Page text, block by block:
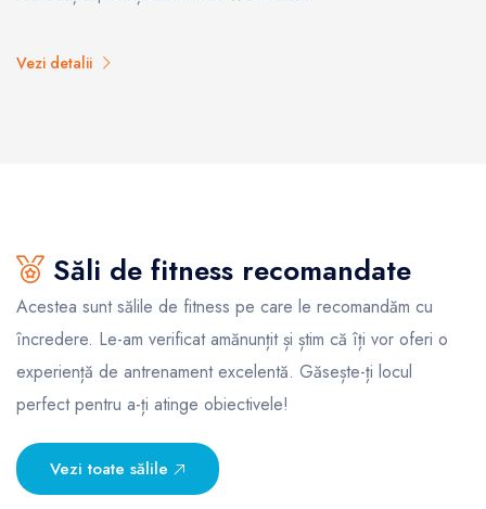
Vezi detalii
Săli de fitness recomandate
Acestea sunt sălile de fitness pe care le recomandăm cu
încredere. Le-am verificat amănunțit și știm că îți vor oferi o
experiență de antrenament excelentă. Găsește-ți locul
perfect pentru a-ți atinge obiectivele!
Vezi toate sălile